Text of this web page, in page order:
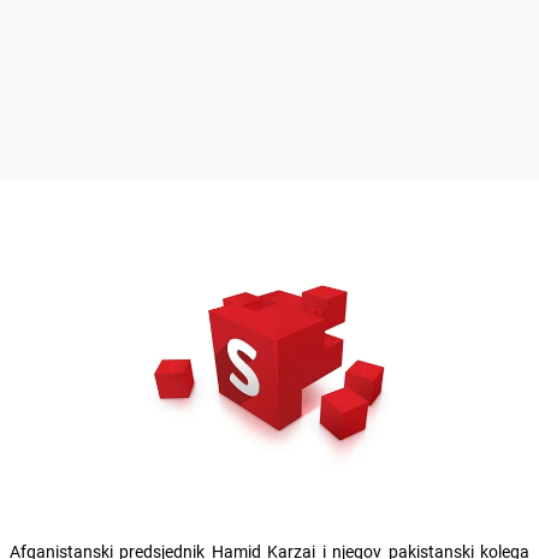
Afganistanski predsjednik Hamid Karzai i njegov pakistanski kolega